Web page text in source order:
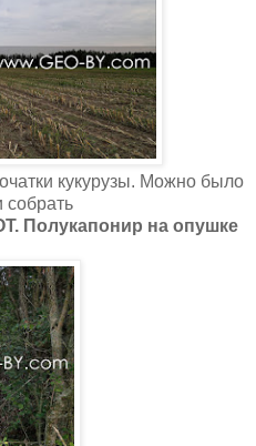
кукурузы. Можно было
собрать
Полукапонир на опушке